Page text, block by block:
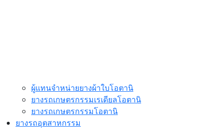
ผู้แทนจำหน่ายยางผ้าใบโอตานิ
ยางรถเกษตรกรรมเรเดียลโอตานิ
ยางรถเกษตรกรรมโอตานิ
ยางรถอุตสาหกรรม